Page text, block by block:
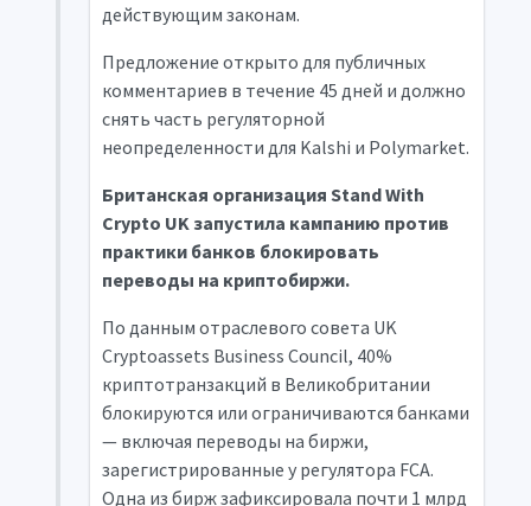
действующим законам.
Предложение открыто для публичных
комментариев в течение 45 дней и должно
снять часть регуляторной
неопределенности для Kalshi и Polymarket.
Британская организация Stand With
Crypto UK запустила кампанию против
практики банков блокировать
переводы на криптобиржи.
По данным отраслевого совета UK
Cryptoassets Business Council, 40%
криптотранзакций в Великобритании
блокируются или ограничиваются банками
— включая переводы на биржи,
зарегистрированные у регулятора FCA.
Одна из бирж зафиксировала почти 1 млрд